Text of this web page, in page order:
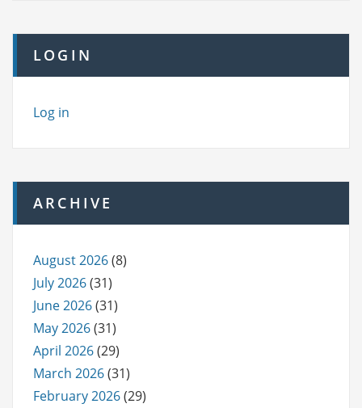
LOGIN
Log in
ARCHIVE
August 2026(8)
July 2026(31)
June 2026(31)
May 2026(31)
April 2026(29)
March 2026(31)
February 2026(29)